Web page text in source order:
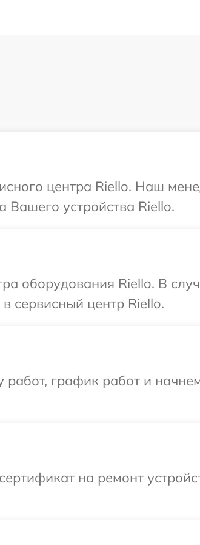
центра Riello. Наш
Вашего устройства Riello.
оборудования Riello. В
сервисный центр Riello.
график работ и
на ремонт